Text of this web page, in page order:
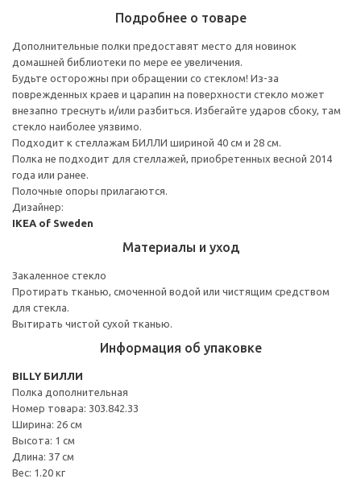
Подробнее о товаре
Дополнительные полки предоставят место для новинок
домашней библиотеки по мере ее увеличения.
Будьте осторожны при обращении со стеклом! Из-за
поврежденных краев и царапин на поверхности стекло может
внезапно треснуть и/или разбиться. Избегайте ударов сбоку, там
стекло наиболее уязвимо.
Подходит к стеллажам БИЛЛИ шириной 40 см и 28 см.
Полка не подходит для стеллажей, приобретенных весной 2014
года или ранее.
Полочные опоры прилагаются.
Дизайнер:
IKEA of Sweden
Материалы и уход
Закаленное стекло
Протирать тканью, смоченной водой или чистящим средством
для стекла.
Вытирать чистой сухой тканью.
Информация об упаковке
BILLY БИЛЛИ
Полка дополнительная
Номер товара: 303.842.33
Ширина: 26 см
Высота: 1 см
Длина: 37 см
Вес: 1.20 кг